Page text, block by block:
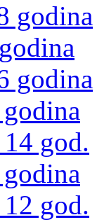
godina
godina
god.
god.